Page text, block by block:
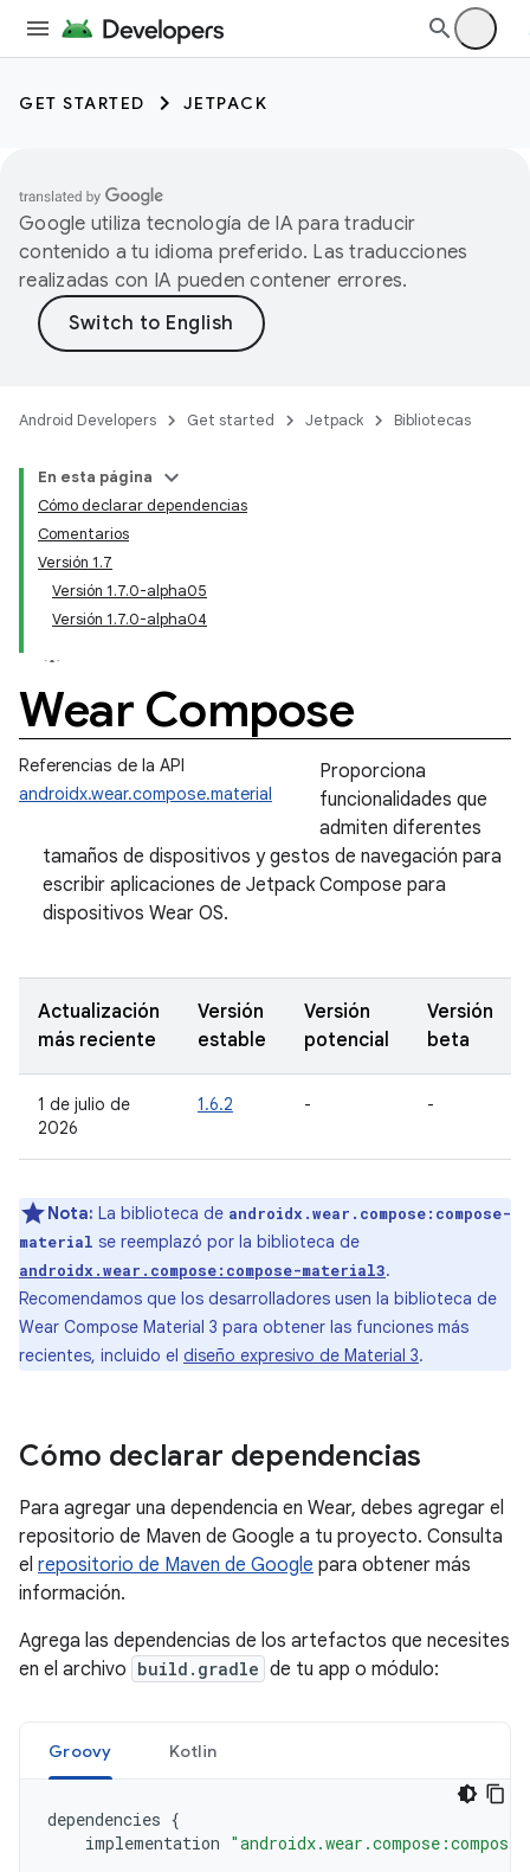
GET STARTED JETPACK
Google utiliza tecnología de IA para traducir
contenido a tu idioma preferido. Las traducciones
realizadas con IA pueden contener errores.
Android Developers Get started Jetpack Bibliotecas
En esta página
Cómo declarar dependencias
Comentarios
Versión 1.7
Versión 1.7.0-alpha05
Versión 1.7.0-alpha04
Wear Compose
Referencias de la API
androidx.wear.compose.material
Proporciona
funcionalidades que
admiten diferentes
tamaños de dispositivos y gestos de navegación para
escribir aplicaciones de Jetpack Compose para
dispositivos Wear OS.
Actualización
más reciente
Versión
estable
Versión
potencial
Versión
beta
1 de julio de
2026
1.6.2 - -
Nota: La biblioteca de androidx.wear.compose:compose-
material se reemplazó por la biblioteca de
androidx.wear.compose:compose-material3.
Recomendamos que los desarrolladores usen la biblioteca de
Wear Compose Material 3 para obtener las funciones más
recientes, incluido el diseño expresivo de Material 3.
Cómo declarar dependencias
Para agregar una dependencia en Wear, debes agregar el
repositorio de Maven de Google a tu proyecto. Consulta
el repositorio de Maven de Google para obtener más
información.
Agrega las dependencias de los artefactos que necesites
en el archivo build.gradle de tu app o módulo:
Groovy Kotlin
dependencies {
implementation